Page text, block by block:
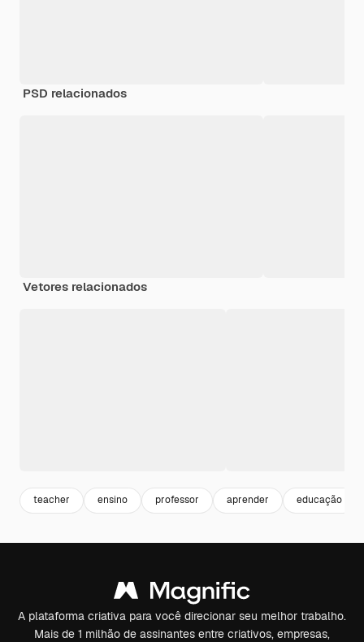
PSD relacionados
Vetores relacionados
teacher ensino professor aprender educação
A plataforma criativa para você direcionar seu melhor trabalho.
Mais de 1 milhão de assinantes entre criativos, empresas,